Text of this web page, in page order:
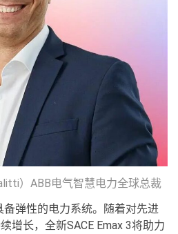
）ABB电气智慧电力全球总裁
备弹性的电力系统。随着对先进
增长，全新SACE Emax 3将助力